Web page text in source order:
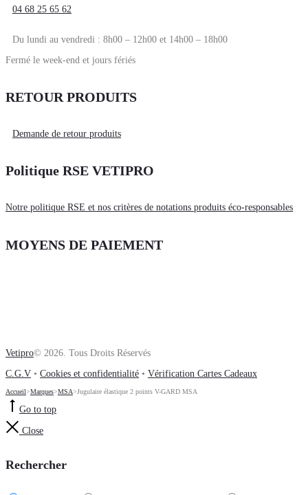
04 68 25 65 62
Du lundi au vendredi : 8h00 – 12h00 et 14h00 – 18h00
Fermé le week-end et jours fériés
RETOUR PRODUITS
Demande de retour produits
Politique RSE VETIPRO
Notre politique RSE et nos critères de notations produits éco-responsables
MOYENS DE PAIEMENT
Vetipro© 2026. Tous Droits Réservés
C.G.V • Cookies et confidentialité • Vérification Cartes Cadeaux
Accueil>Marques>MSA>Jugulaire élastique 2 points V-GARD MSA
Go to top
Close
Rechercher